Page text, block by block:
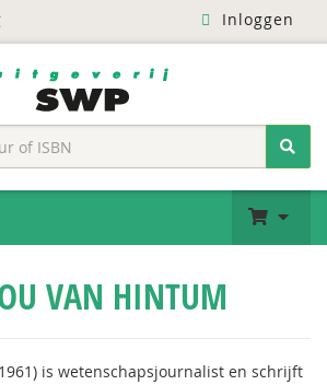
Inloggen
VAN HINTUM
is wetenschapsjournalist en schrijft